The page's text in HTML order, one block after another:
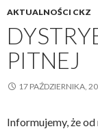
AKTUALNOŚCI CKZ
PITNEJ
17 PAŹDZIERNIKA,
Informujemy, że